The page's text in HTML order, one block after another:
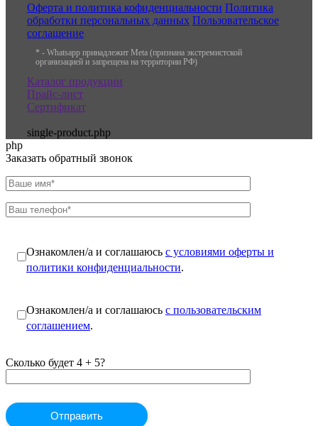
Оферта и политика кофиденциальности Политика
обработки персональных данных Пользовательское
соглашение
* - Whatsapp принадлежит Meta (признана экстремистской
организацией и запрещена на территории РФ)
Каталог продукции
Прайс-лист
Сертификат
single-product.php
php
Заказать обратный звонок
Ознакомлен/а и соглашаюсь с условиями оферты и
политики конфиденциальности.
Ознакомлен/а и соглашаюсь с пользовательским
соглашением.
Сколько будет 4 + 5?